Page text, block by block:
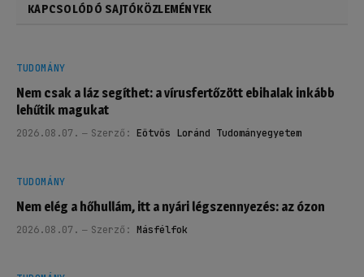
KAPCSOLÓDÓ SAJTÓKÖZLEMÉNYEK
TUDOMÁNY
Nem csak a láz segíthet: a vírusfertőzött ebihalak inkább
lehűtik magukat
2026.08.07. Szerző: Eötvös Loránd Tudományegyetem
TUDOMÁNY
Nem elég a hőhullám, itt a nyári légszennyezés: az ózon
2026.08.07. Szerző: Másfélfok